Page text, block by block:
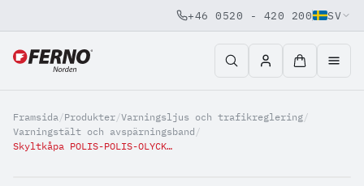
Jump to content
+46 0520 - 420 200 SV
Framsida/Produkter/Varningsljus och trafikreglering/
Varningstält och avspärningsband /
Skyltkåpa POLIS-POLIS-OLYCKA 90cm R1